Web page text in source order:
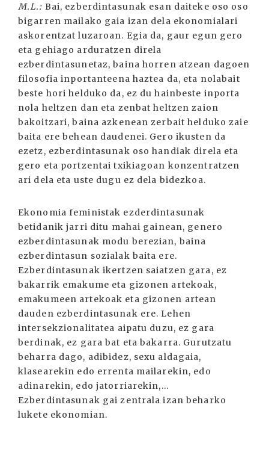
M.L.: Bai, ezberdintasunak esan daiteke oso oso
bigarren mailako gaia izan dela ekonomialari
askorentzat luzaroan. Egia da, gaur egun gero
eta gehiago arduratzen direla
ezberdintasunetaz, baina horren atzean dagoen
filosofia inportanteena haztea da, eta nolabait
beste hori helduko da, ez du hainbeste inporta
nola heltzen dan eta zenbat heltzen zaion
bakoitzari, baina azkenean zerbait helduko zaie
baita ere behean daudenei. Gero ikusten da
ezetz, ezberdintasunak oso handiak direla eta
gero eta portzentai txikiagoan konzentratzen
ari dela eta uste dugu ez dela bidezkoa.
Ekonomia feministak ezderdintasunak
betidanik jarri ditu mahai gainean, genero
ezberdintasunak modu berezian, baina
ezberdintasun sozialak baita ere.
Ezberdintasunak ikertzen saiatzen gara, ez
bakarrik emakume eta gizonen artekoak,
emakumeen artekoak eta gizonen artean
dauden ezberdintasunak ere. Lehen
intersekzionalitatea aipatu duzu, ez gara
berdinak, ez gara bat eta bakarra. Gurutzatu
beharra dago, adibidez, sexu aldagaia,
klasearekin edo errenta mailarekin, edo
adinarekin, edo jatorriarekin,...
Ezberdintasunak gai zentrala izan beharko
lukete ekonomian.